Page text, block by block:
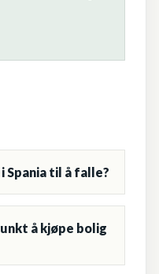
Spania til å falle?
å kjøpe bolig